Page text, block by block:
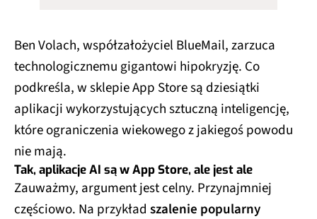
Ben Volach, współzałożyciel BlueMail, zarzuca
technologicznemu gigantowi hipokryzję. Co
podkreśla, w sklepie App Store są dziesiątki
aplikacji wykorzystujących sztuczną inteligencję,
które ograniczenia wiekowego z jakiegoś powodu
nie mają.
Tak, aplikacje AI są w App Store, ale jest ale
Zauważmy, argument jest celny. Przynajmniej
częściowo. Na przykład szalenie popularny